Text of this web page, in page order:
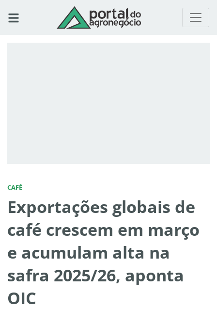
CAFÉ
Exportações globais de
café crescem em março
e acumulam alta na
safra 2025/26, aponta
OIC